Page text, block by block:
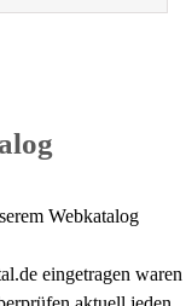
Webkatalog
eingetragen waren